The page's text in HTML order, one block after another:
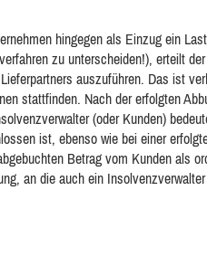
hingegen als Einzug ein
zu unterscheiden!), erteilt
auszuführen. Das ist
stattfinden. Nach der erfolgten
(oder Kunden)
ist, ebenso wie bei einer
Betrag vom Kunden als
an die auch ein